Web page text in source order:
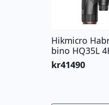
Hikmicro
bino HQ35L
kr41490